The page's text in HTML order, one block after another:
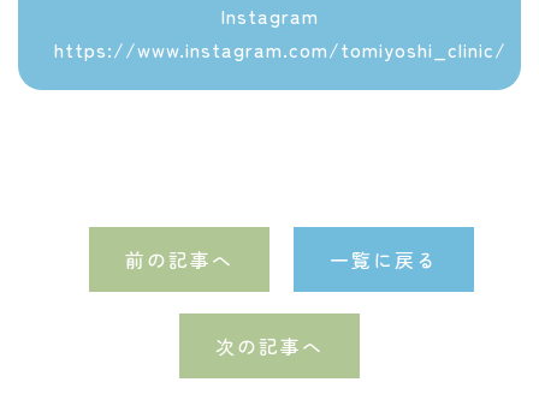
Instagram
https://www.instagram.com/tomiyoshi_clinic/
前の記事へ 一覧に戻る
次の記事へ